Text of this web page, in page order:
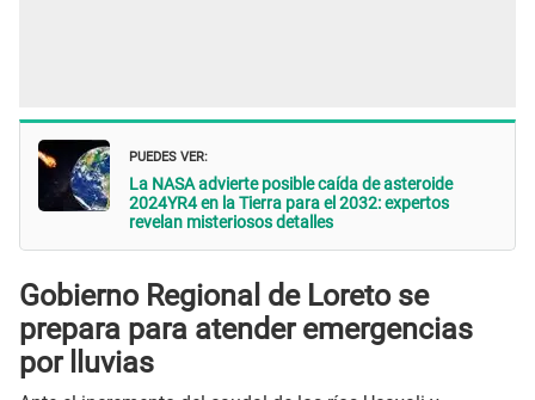
PUEDES VER:
La NASA advierte posible caída de asteroide
2024YR4 en la Tierra para el 2032: expertos
revelan misteriosos detalles
Gobierno Regional de Loreto se
prepara para atender emergencias
por lluvias